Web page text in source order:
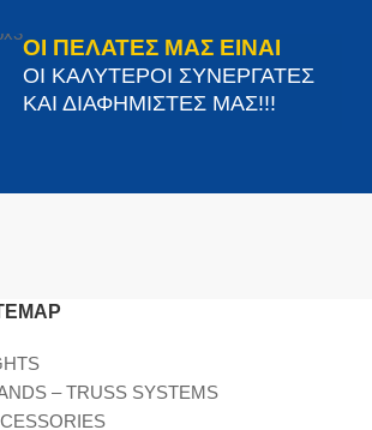
ΟΙ ΠΕΛΑΤΕΣ ΜΑΣ ΕΙΝΑΙ
ΟΙ ΚΑΛΥΤΕΡΟΙ ΣΥΝΕΡΓΑΤΕΣ
ΚΑΙ ΔΙΑΦΗΜΙΣΤΕΣ ΜΑΣ!!!
– TRUSS SYSTEMS